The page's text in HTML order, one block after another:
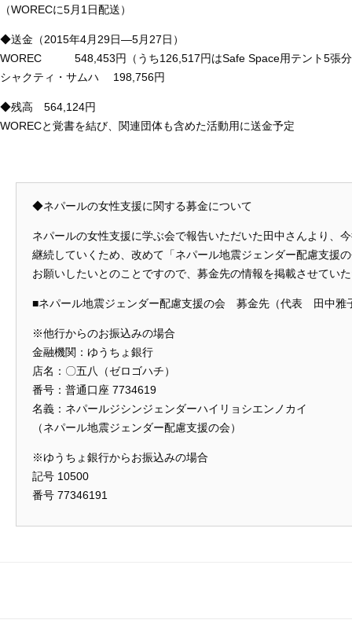
（WORECに5月1日配送）
◆送金（2015年4月29日―5月27日）
WOREC 548,453円（うち126,517円はSafe Space用テント5張
シャクティ・サムハ 198,756円
◆残高 564,124円
WORECと覚書を結び、関連団体も含めた活動用に送金予定
◆ネパールの女性支援に関する募金について
ネパールの女性支援に学ぶ会で報告いただいた田中さんより、
継続していくため、改めて「ネパール地震ジェンダー配慮支援
お願いしたいとのことですので、募金先の情報を掲載させてい
■ネパール地震ジェンダー配慮支援の会 募金先（代表 田中雅
※他行からのお振込みの場合
金融機関：ゆうちょ銀行
店名：〇五八（ゼロゴハチ）
番号：普通口座 7734619
名義：ネパールジシンジェンダーハイリョシエンノカイ
（ネパール地震ジェンダー配慮支援の会）
※ゆうちょ銀行からお振込みの場合
記号 10500
番号 77346191